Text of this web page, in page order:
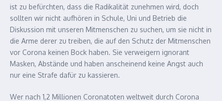
ist zu befürchten, dass die Radikalität zunehmen wird, doch
sollten wir nicht aufhören in Schule, Uni und Betrieb die
Diskussion mit unseren Mitmenschen zu suchen, um sie nicht in
die Arme derer zu treiben, die auf den Schutz der Mitmenschen
vor Corona keinen Bock haben. Sie verweigern ignorant
Masken, Abstände und haben anscheinend keine Angst auch
nur eine Strafe dafür zu kassieren.
Wer nach 1,2 Millionen Coronatoten weltweit durch Corona